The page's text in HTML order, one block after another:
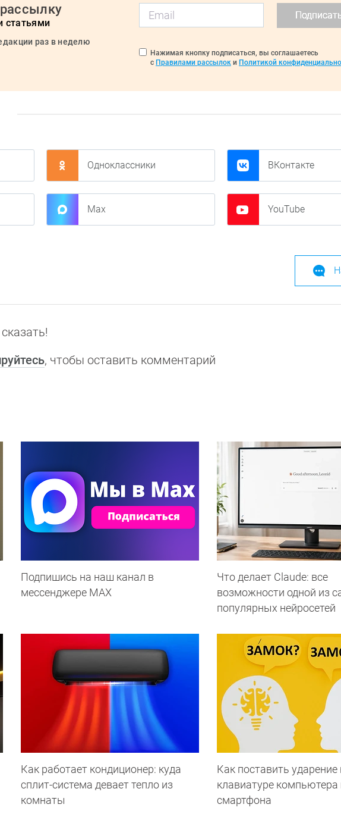
статьями
раз в неделю
Нажимая кнопку подписаться, вы соглашаетесь
с Правилами рассылок и Политикой
Одноклассники ВКонтакте
Max YouTube
, чтобы оставить комментарий
Подпишись на наш канал в
мессенджере МАХ
Что делает Сlaude: все
возможности одной из
популярных нейросетей
Как работает кондиционер: куда
сплит-система девает тепло из
комнаты
Как поставить ударение
клавиатуре компьютера
смартфона